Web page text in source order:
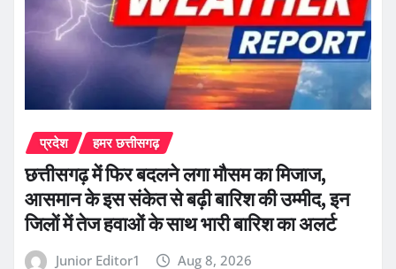
प्रदेश हमर छत्तीसगढ़
छत्तीसगढ़ में फिर बदलने लगा मौसम का मिजाज,
आसमान के इस संकेत से बढ़ी बारिश की उम्मीद, इन
जिलों में तेज हवाओं के साथ भारी बारिश का अलर्ट
Junior Editor1 Aug 8, 2026